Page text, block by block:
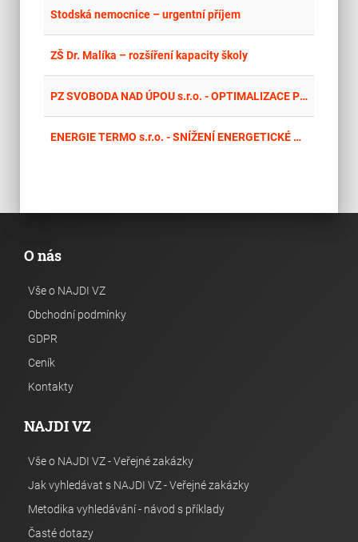
Stodská nemocnice – urgentní příjem
ZŠ Dr. Malíka – rozšíření kapacity školy
PZ SVOBODA NAD ÚPOU s.r.o. - OPTIMALIZACE PROVOZU PRO SNÍŽENÍ ENERGETICKÉ NÁROČNOSTI
ENERGIE TERMO s.r.o. - SNÍŽENÍ ENERGETICKÉ NÁROČNOSTI“ VRÁTNICE/KANCELÁŘE (součást zateplení všech objektů v areálu)
O nás
Vše o NAJDI VZ
Obchodní podmínky
GDPR
Ceník
Kontakty
NAJDI VZ
Vše o NAJDI VZ - Veřejné zakázky
Jak vyhledávat s NAJDI VZ - Veřejné zakázky
Metodika vyhledávání - návod s příklady
Časté dotazy